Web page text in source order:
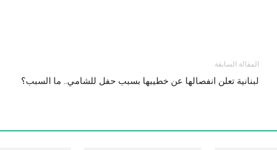
المقالة السابقة
لبنانية تعلن انفصالها عن خطيبها بسبب حفل للشامي.. ما السبب؟